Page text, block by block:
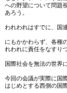
への野望について問題
あろう。
われわれはすでに、国
にもかかわらず、各種
れわれに責任をなすり
国際社会を無法の世界
今回の会議が実際に国
はじめとする西側の国